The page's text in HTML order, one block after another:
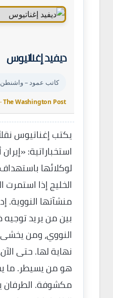
ديفيد إغناتيوس
كاتب عمود –
The Washington Post · بيروت
يكتب إغناتيوس
استخباراتية:
لوكلائها
الخليج إذا
منشآتها النووية.
بين من يريد
النووي، ومن يخشى
نهاية لها. حتى
هو من يسيطر. ما
مكشوفة. الطرفان